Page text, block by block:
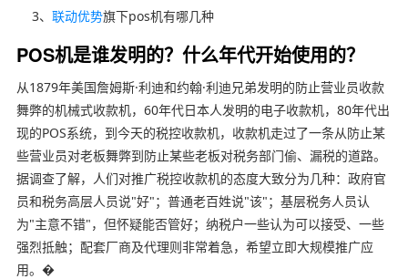
3、 联动优势旗下pos机有哪几种
POS机是谁发明的？什么年代开始使用的？
从1879年美国詹姆斯·利迪和约翰·利迪兄弟发明的防止营业员收款
舞弊的机械式收款机，60年代日本人发明的电子收款机，80年代出
现的POS系统，到今天的税控收款机，收款机走过了一条从防止某
些营业员对老板舞弊到防止某些老板对税务部门偷、漏税的道路。
据调查了解，人们对推广税控收款机的态度大致分为几种：政府官
员和税务高层人员说"好"；普通老百姓说"该"；基层税务人员认
为"主意不错"，但怀疑能否管好；纳税户一些认为可以接受、一些
强烈抵触；配套厂商及代理则非常着急，希望立即大规模推广应
用。�